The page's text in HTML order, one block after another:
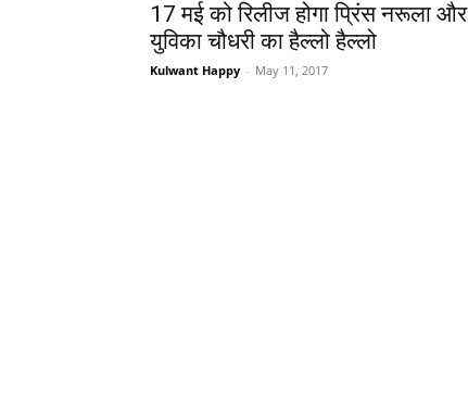
17 मई को रिलीज होगा प्रिंस नरूला और
युविका चौधरी का हैल्‍लो हैल्‍लो
Kulwant Happy - May 11, 2017